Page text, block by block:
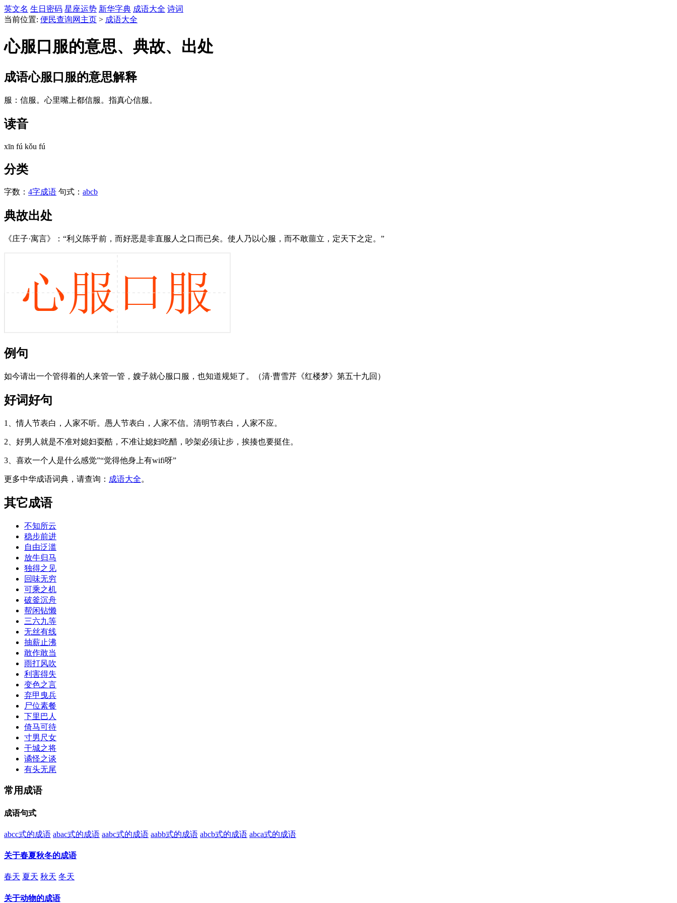
英文名 生日密码 星座运势 新华字典 成语大全 诗词
当前位置: 便民查询网主页 > 成语大全
心服口服的意思、典故、出处
成语心服口服的意思解释
服：信服。心里嘴上都信服。指真心信服。
读音
xīn fú kǒu fú
分类
字数： 4字成语 句式： abcb
典故出处
《庄子·寓言》：“利义陈乎前，而好恶是非直服人之口而已矣。使人乃以心服，而不敢蘁立，定天下之定。”
例句
如今请出一个管得着的人来管一管，嫂子就心服口服，也知道规矩了。（清·曹雪芹《红楼梦》第五十九回）
好词好句
1、情人节表白，人家不听。愚人节表白，人家不信。清明节表白，人家不应。
2、好男人就是不准对媳妇耍酷，不准让媳妇吃醋，吵架必须让步，挨揍也要挺住。
3、喜欢一个人是什么感觉”“觉得他身上有wifi呀”
更多中华成语词典，请查询： 成语大全。
其它成语
不知所云
稳步前进
自由泛滥
放牛归马
独得之见
回味无穷
可乘之机
破釜沉舟
帮闲钻懒
三六九等
无丝有线
抽薪止沸
敢作敢当
雨打风吹
利害得失
变色之言
弃甲曳兵
尸位素餐
下里巴人
倚马可待
寸男尺女
干城之将
谲怪之谈
有头无尾
常用成语
成语句式
abcc式的成语 abac式的成语 aabc式的成语 aabb式的成语 abcb式的成语 abca式的成语
关于春夏秋冬的成语
春天 夏天 秋天 冬天
关于动物的成语